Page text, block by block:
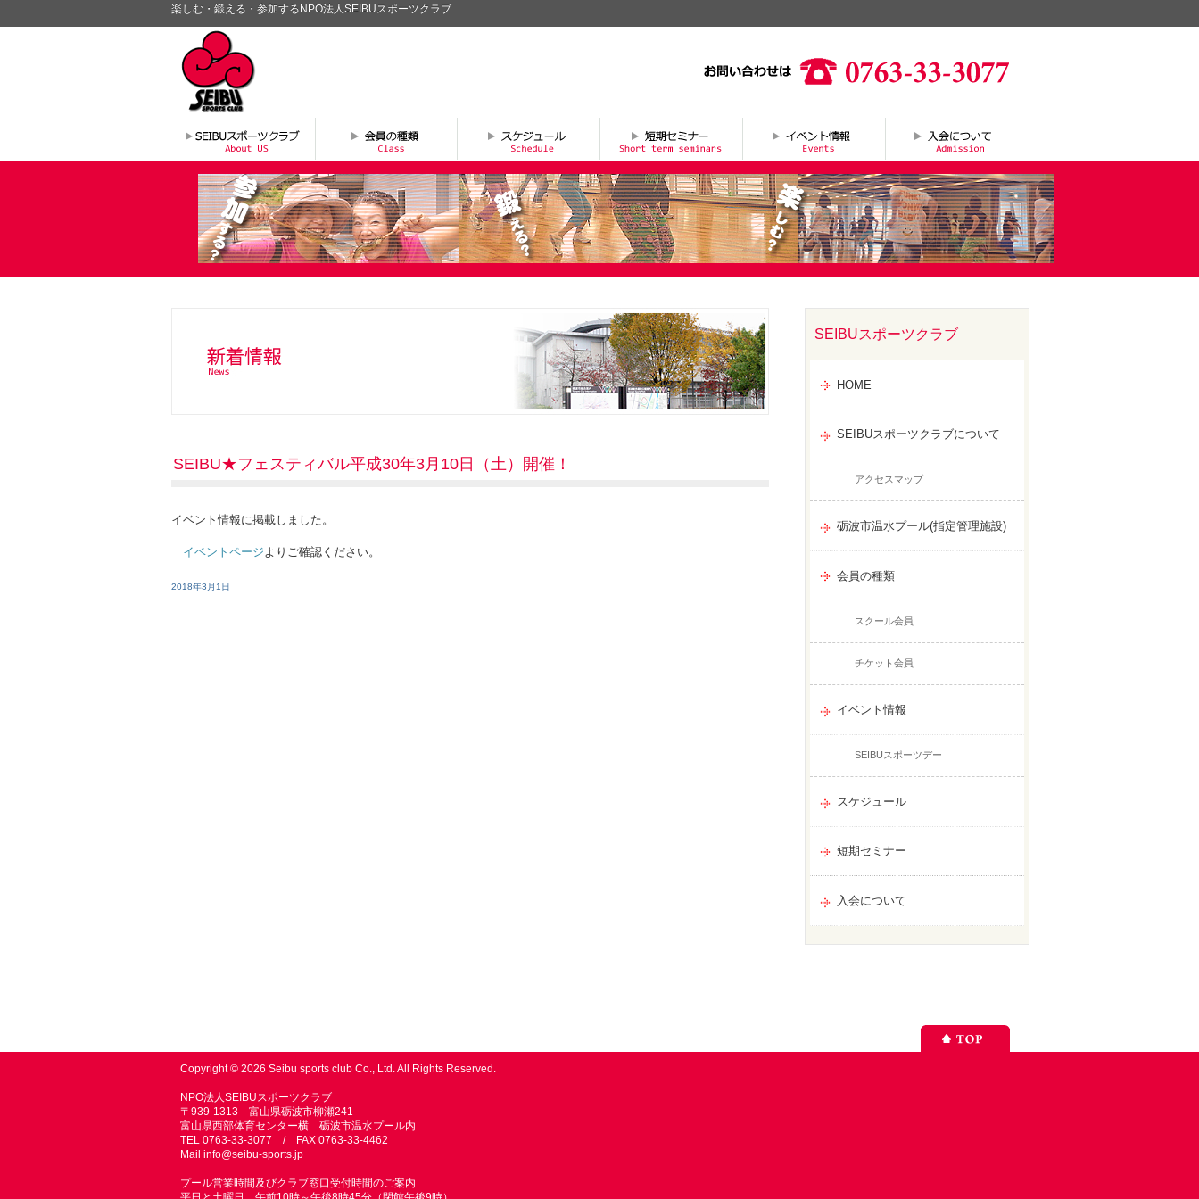
楽しむ・鍛える・参加するNPO法人SEIBUスポーツクラブ
SEIBU★フェスティバル平成30年3月10日（土）開催！
イベント情報に掲載しました。
イベントページよりご確認ください。
2018年3月1日
SEIBUスポーツクラブ
HOME
SEIBUスポーツクラブについて
アクセスマップ
砺波市温水プール(指定管理施設)
会員の種類
スクール会員
チケット会員
イベント情報
SEIBUスポーツデー
スケジュール
短期セミナー
入会について
Copyright © 2026 Seibu sports club Co., Ltd. All Rights Reserved.
NPO法人SEIBUスポーツクラブ
〒939-1313 富山県砺波市柳瀬241
富山県西部体育センター横 砺波市温水プール内
TEL 0763-33-3077 / FAX 0763-33-4462
Mail info@seibu-sports.jp
プール営業時間及びクラブ窓口受付時間のご案内